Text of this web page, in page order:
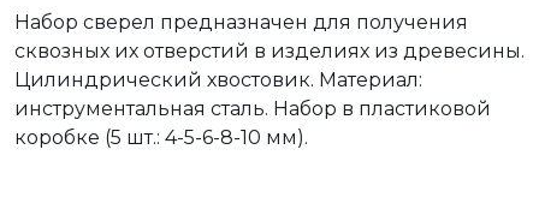
Набор сверел предназначен для получения
сквозных их отверстий в изделиях из древесины.
Цилиндрический хвостовик. Материал:
инструментальная сталь. Набор в пластиковой
коробке (5 шт.: 4-5-6-8-10 мм).